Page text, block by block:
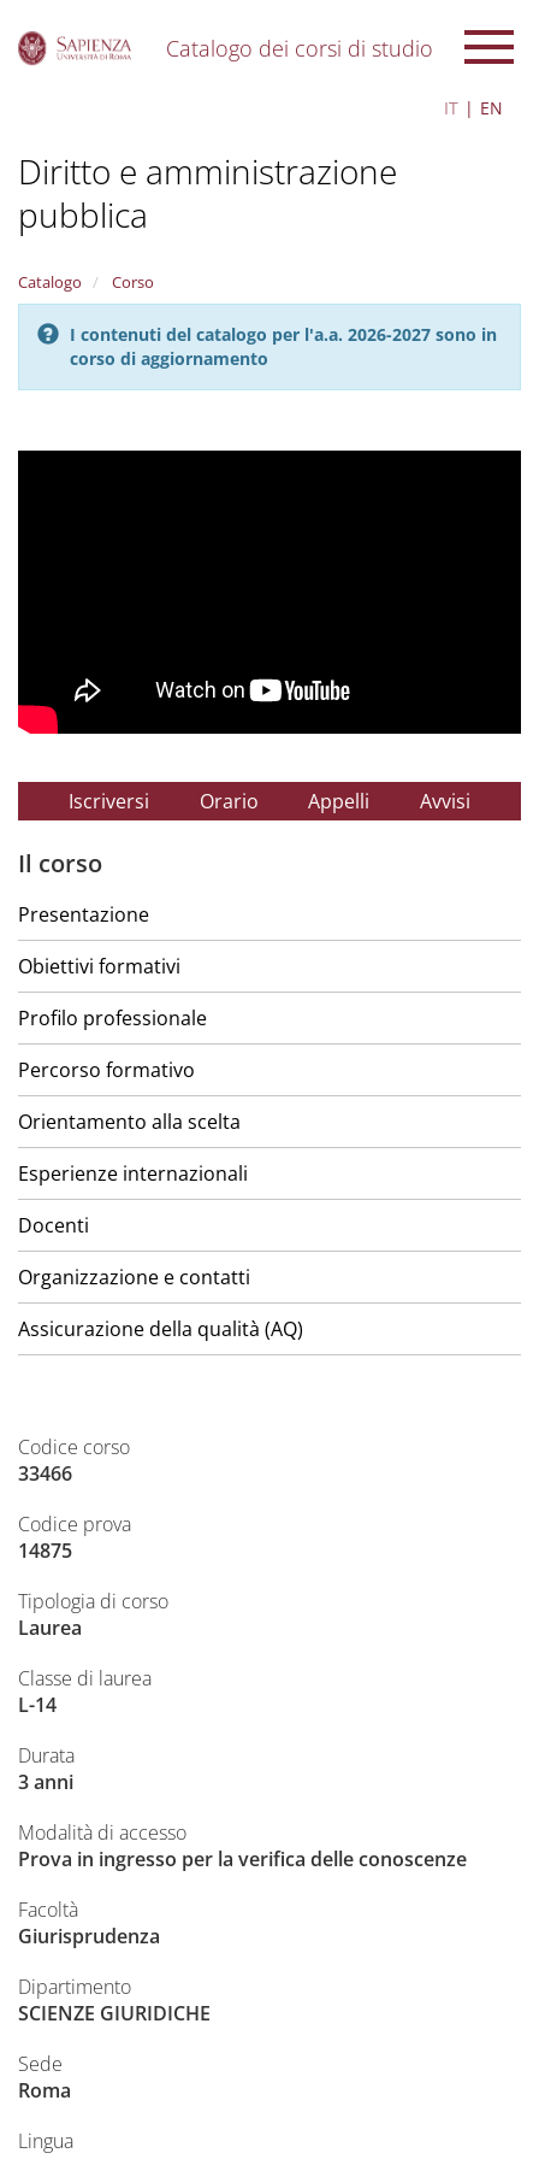
Catalogo dei corsi di studio
IT EN
Diritto e amministrazione
pubblica
Catalogo Corso
I contenuti del catalogo per l'a.a. 2026-2027 sono in
corso di aggiornamento
Iscriversi Orario Appelli Avvisi
Il corso
Presentazione
Obiettivi formativi
Profilo professionale
Percorso formativo
Orientamento alla scelta
Esperienze internazionali
Docenti
Organizzazione e contatti
Assicurazione della qualità (AQ)
Codice corso
33466
Codice prova
14875
Tipologia di corso
Laurea
Classe di laurea
L-14
Durata
3 anni
Modalità di accesso
Prova in ingresso per la verifica delle conoscenze
Facoltà
Giurisprudenza
Dipartimento
SCIENZE GIURIDICHE
Sede
Roma
Lingua